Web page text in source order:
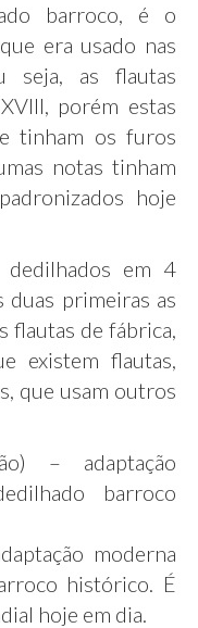
barroco, é o
era usado nas
seja, as flautas
porém estas
tinham os furos
notas tinham
hoje
dedilhados em 4
duas primeiras as
flautas de fábrica,
existem flautas,
que usam outros
– adaptação
barroco
moderna
histórico. É
hoje em dia.